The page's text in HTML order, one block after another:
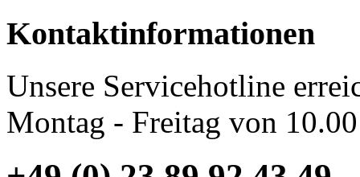
Kontaktinformationen
Unsere Servicehotline
Montag - Freitag von